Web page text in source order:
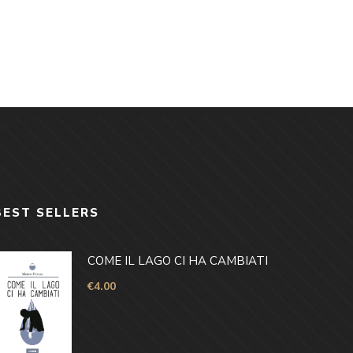
SELLERS
COME IL LAGO CI HA CAMBIATI
€4.00